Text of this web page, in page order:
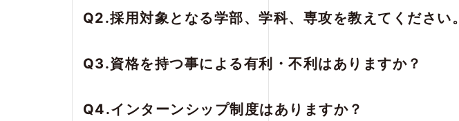
Q2.採用対象となる学部、学科、専攻を教えてください。
Q3.資格を持つ事による有利・不利はありますか？
Q4.インターンシップ制度はありますか？